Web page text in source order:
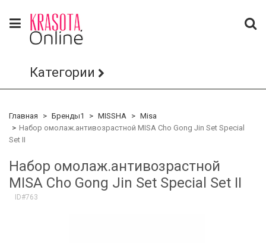
Категории
Главная Бренды1 MISSHA
Misa
Набор омолаж.антивозрастной MISA Cho Gong Jin Set Special
Set II
Набор омолаж.антивозрастной
MISA Cho Gong Jin Set Special Set II
ID#763